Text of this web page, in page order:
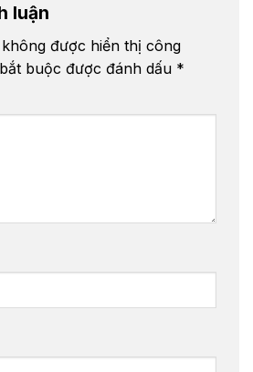
luận
không được hiển thị công
buộc được đánh dấu *